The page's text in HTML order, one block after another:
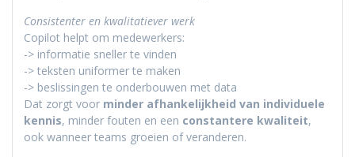
Consistenter en kwalitatiever werk
Copilot helpt om medewerkers:
-> informatie sneller te vinden
-> teksten uniformer te maken
-> beslissingen te onderbouwen met data
Dat zorgt voor minder afhankelijkheid van individuele
kennis, minder fouten en een constantere kwaliteit,
ook wanneer teams groeien of veranderen.